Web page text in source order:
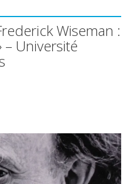
Wiseman :
Université